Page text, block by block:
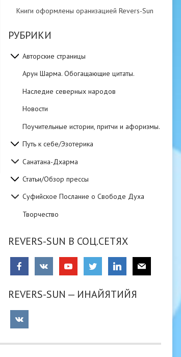
Книги оформлены оранизацией Revers-Sun
РУБРИКИ
Авторские страницы
Арун Шарма. Обогащающие цитаты.
Наследие северных народов
Новости
Поучительные истории, притчи и афоризмы.
Путь к себе/Эзотерика
Санатана-Дхарма
Статьи/Обзор прессы
Суфийское Послание о Свободе Духа
Творчество
REVERS-SUN В СОЦ.СЕТЯХ
REVERS-SUN — ИНАЙЯТИЙЯ